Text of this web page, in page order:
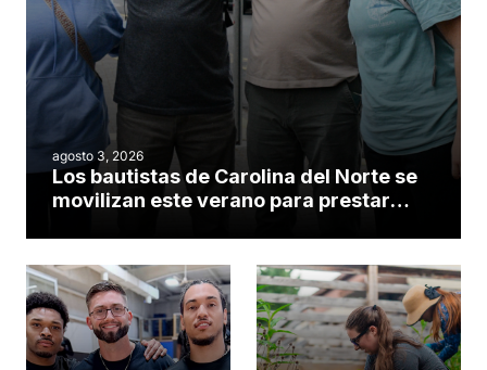
agosto 3, 2026
Los bautistas de Carolina del Norte se
movilizan este verano para prestar